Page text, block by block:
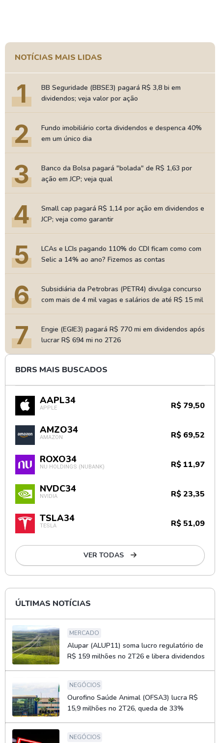
NOTÍCIAS MAIS LIDAS
1
BB Seguridade (BBSE3) pagará R$ 3,8 bi em
dividendos; veja valor por ação
2
Fundo imobiliário corta dividendos e despenca 40%
em um único dia
3
Banco da Bolsa pagará "bolada" de R$ 1,63 por
ação em JCP; veja qual
4
Small cap pagará R$ 1,14 por ação em dividendos e
JCP; veja como garantir
5
LCAs e LCIs pagando 110% do CDI ficam como com
Selic a 14% ao ano? Fizemos as contas
6
Subsidiária da Petrobras (PETR4) divulga concurso
com mais de 4 mil vagas e salários de até R$ 15 mil
7
Engie (EGIE3) pagará R$ 770 mi em dividendos após
lucrar R$ 694 mi no 2T26
BDRS MAIS BUSCADOS
AAPL34
APPLE R$ 79,50
AMZO34
AMAZON R$ 69,52
ROXO34
NU HOLDINGS (NUBANK) R$ 11,97
NVDC34
NVIDIA R$ 23,35
TSLA34
TESLA R$ 51,09
VER TODAS
ÚLTIMAS NOTÍCIAS
MERCADO
Alupar (ALUP11) soma lucro regulatório de
R$ 159 milhões no 2T26 e libera dividendos
NEGÓCIOS
Ourofino Saúde Animal (OFSA3) lucra R$
15,9 milhões no 2T26, queda de 33%
NEGÓCIOS